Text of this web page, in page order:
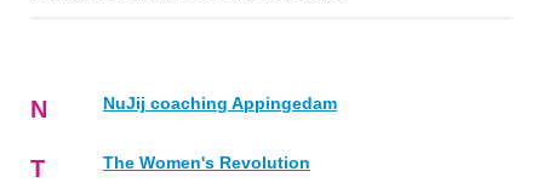
N NuJij coaching Appingedam
T The Women's Revolution